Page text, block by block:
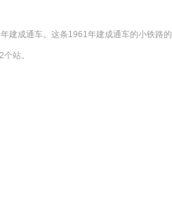
建成通车。这条1961年建成通车的小铁路的
站。